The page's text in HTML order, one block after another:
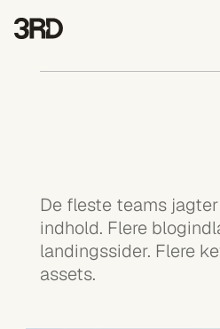
De fleste teams
indhold. Flere
landingssider. Flere
assets.